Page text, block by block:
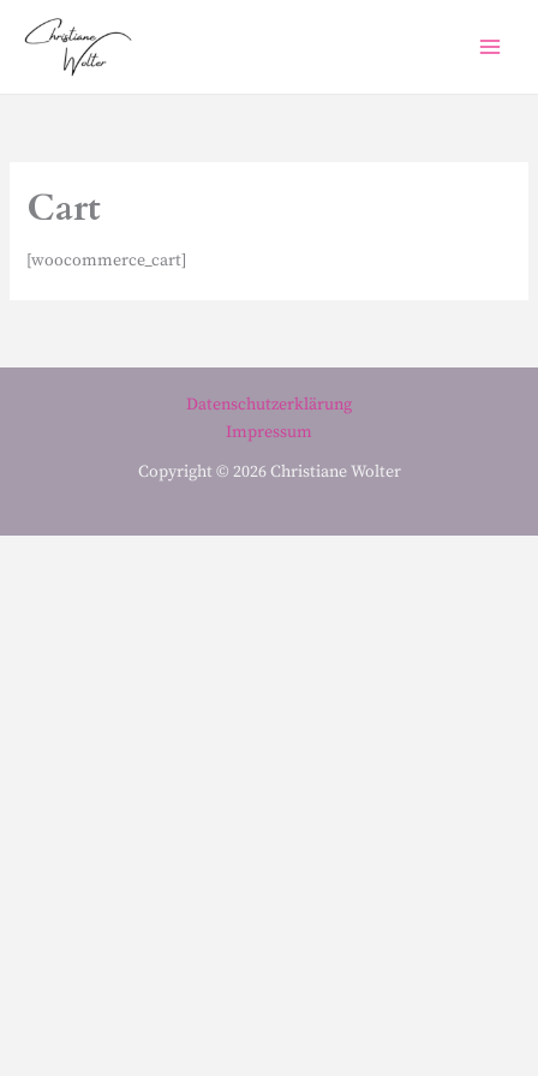
Inhalt
Cart
[woocommerce_cart]
Datenschutzerklärung
Impressum
Copyright © 2026 Christiane Wolter